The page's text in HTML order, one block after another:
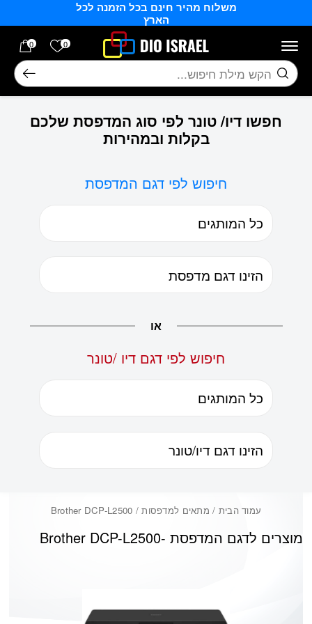
משלוח מהיר חינם בכל הזמנה לכל
הארץ
0 הרשימה
0
חיפוש
חפשו דיו/ טונר לפי סוג המדפסת שלכם
בקלות ובמהירות
חיפוש לפי דגם המדפסת
או
חיפוש לפי דגם דיו /טונר
עמוד הבית / מתאים למדפסות / Brother DCP-L2500
Brother DCP-L2500מוצרים לדגם המדפסת -